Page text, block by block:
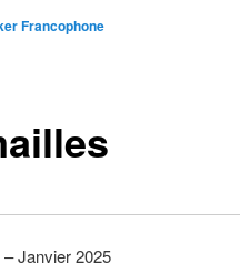
Francophone
Janvier 2025